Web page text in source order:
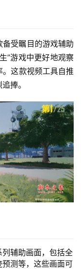
备受瞩目的游戏辅助
”游戏中更好地观察
这款视频工具自推
捧。
辅助画面，包括全
测等，这些画面可